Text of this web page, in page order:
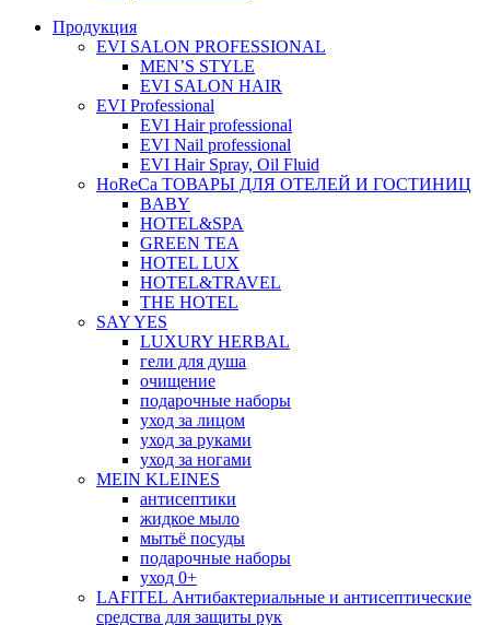
Продукция
EVI SALON PROFESSIONAL
MEN’S STYLE
EVI SALON HAIR
EVI Professional
EVI Hair professional
EVI Nail professional
EVI Hair Spray, Oil Fluid
HoReCa ТОВАРЫ ДЛЯ ОТЕЛЕЙ И ГОСТИНИЦ
BABY
HOTEL&SPA
GREEN TEA
HOTEL LUX
HOTEL&TRAVEL
THE HOTEL
SAY YES
LUXURY HERBAL
гели для душа
очищение
подарочные наборы
уход за лицом
уход за руками
уход за ногами
MEIN KLEINES
антисептики
жидкое мыло
мытьё посуды
подарочные наборы
уход 0+
LAFITEL Антибактериальные и антисептические
средства для защиты рук